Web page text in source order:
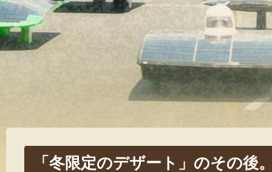
「冬限定のデザート」のその後